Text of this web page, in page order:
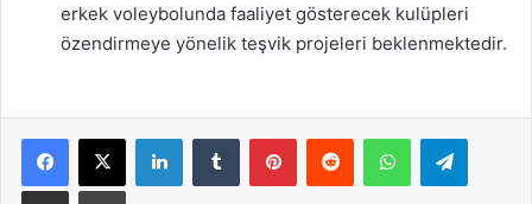
erkek voleybolunda faaliyet gösterecek kulüpleri
özendirmeye yönelik teşvik projeleri beklenmektedir.